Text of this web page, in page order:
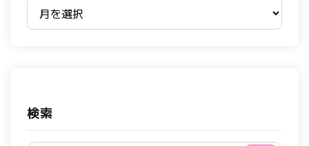
過去のブログ
検索